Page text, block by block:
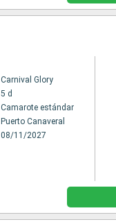
Carnival Glory
5 d
Camarote estándar
Puerto Canaveral
08/11/2027